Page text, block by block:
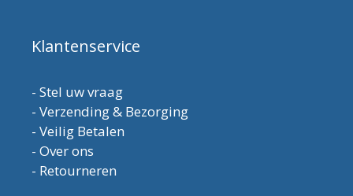
Klantenservice
- Stel uw vraag
- Verzending & Bezorging
- Veilig Betalen
- Over ons
- Retourneren